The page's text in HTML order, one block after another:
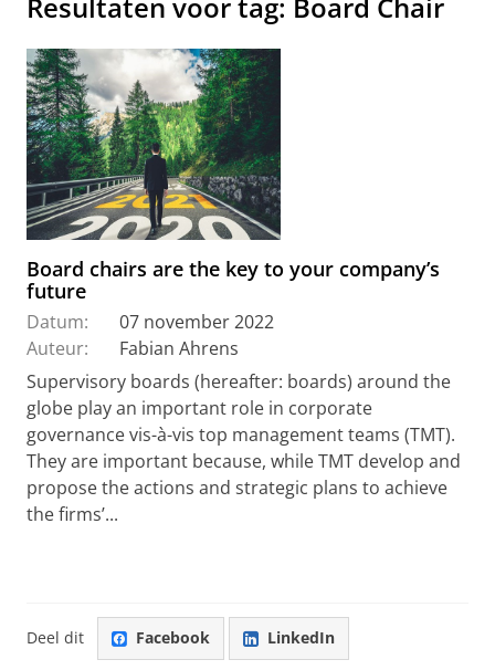
Resultaten voor tag: Board Chair
Board chairs are the key to your company’s
future
Datum:
07 november 2022
Auteur:
Fabian Ahrens
Supervisory boards (hereafter: boards) around the
globe play an important role in corporate
governance vis-à-vis top management teams (TMT).
They are important because, while TMT develop and
propose the actions and strategic plans to achieve
the firms’...
Deel dit Facebook LinkedIn